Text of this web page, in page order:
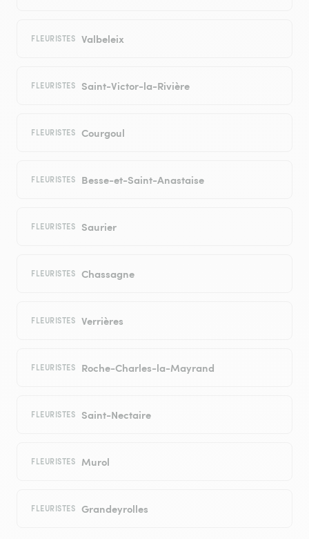
FLEURISTES Valbeleix
FLEURISTES Saint-Victor-la-Rivière
FLEURISTES Courgoul
FLEURISTES Besse-et-Saint-Anastaise
FLEURISTES Saurier
FLEURISTES Chassagne
FLEURISTES Verrières
FLEURISTES Roche-Charles-la-Mayrand
FLEURISTES Saint-Nectaire
FLEURISTES Murol
FLEURISTES Grandeyrolles